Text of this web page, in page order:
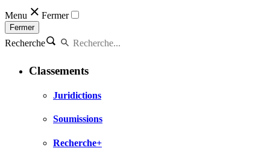
Menu Fermer
Fermer
Recherche
Classements
Juridictions
Soumissions
Recherche+